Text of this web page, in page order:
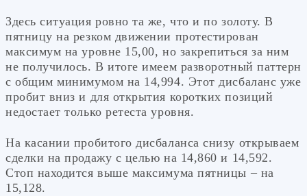
Здесь ситуация ровно та же, что и по золоту. В
пятницу на резком движении протестирован
максимум на уровне 15,00, но закрепиться за ним
не получилось. В итоге имеем разворотный паттерн
с общим минимумом на 14,994. Этот дисбаланс уже
пробит вниз и для открытия коротких позиций
недостает только ретеста уровня.
На касании пробитого дисбаланса снизу открываем
сделки на продажу с целью на 14,860 и 14,592.
Стоп находится выше максимума пятницы – на
15,128.